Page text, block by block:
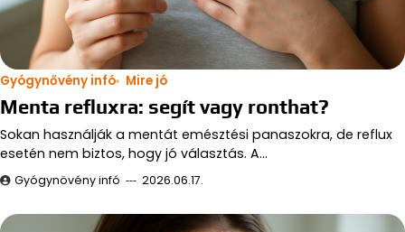
Gyógynővény infó Mire jó
Menta refluxra: segít vagy ronthat?
Sokan használják a mentát emésztési panaszokra, de reflux
esetén nem biztos, hogy jó választás. A…
Gyógynövény infó 2026.06.17.